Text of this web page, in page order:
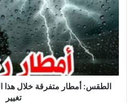
متفرقة
خلال
هذا
اليوم
ودرجات
الحرارة
دون
تغييرالطقس: أمطار متفرقة خلال هذا
تغيير